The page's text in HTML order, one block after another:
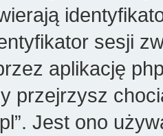
sesji
aplikację
przejrzysz
Jest ono